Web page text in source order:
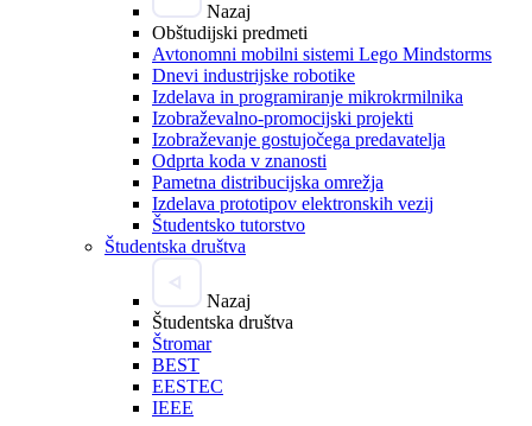
Nazaj
Obštudijski predmeti
Avtonomni mobilni sistemi Lego Mindstorms
Dnevi industrijske robotike
Izdelava in programiranje mikrokrmilnika
Izobraževalno-promocijski projekti
Izobraževanje gostujočega predavatelja
Odprta koda v znanosti
Pametna distribucijska omrežja
Izdelava prototipov elektronskih vezij
Študentsko tutorstvo
Študentska društva
Nazaj
Študentska društva
Štromar
BEST
EESTEC
IEEE